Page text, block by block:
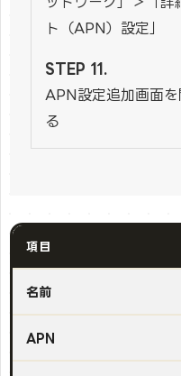
ト（APN）設定」
APN設定追加画面
る
項目
名前
APN